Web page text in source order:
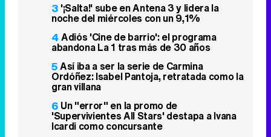
3 '¡Salta!' sube en Antena 3 y lidera la
noche del miércoles con un 9,1%
4Adiós 'Cine de barrio': el programa
abandona La 1 tras más de 30 años
5Así iba a ser la serie de Carmina
Ordóñez: Isabel Pantoja, retratada como la
gran villana
6 Un "error" en la promo de
'Supervivientes All Stars' destapa a Ivana
Icardi como concursante